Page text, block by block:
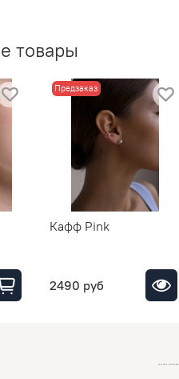
товары
Предзаказ
Кафф Pink
2490 руб